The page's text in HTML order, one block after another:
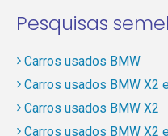
Pesquisas
Carros usados BMW
Carros usados BMW X2
Carros usados BMW X2
Carros usados BMW X2